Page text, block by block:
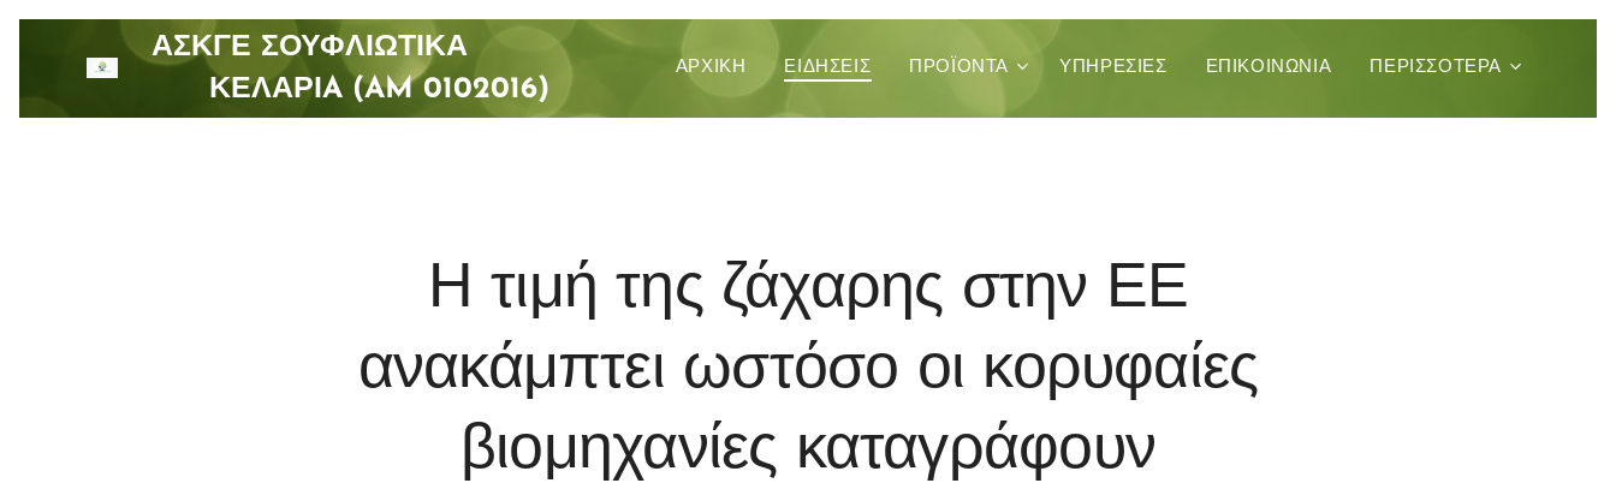
ΑΣΚΓΕ ΣΟΥΦΛΙΩΤΙΚΑ
ΚΕΛΑΡΙA (AM 0102016)
ΑΡΧΙΚΉ ΕΙΔΗΣΕΙΣ ΠΡΟΪΌΝΤΑ ΥΠΗΡΕΣΊΕΣ ΕΠΙΚΟΙΝΩΝΊΑ ΠΕΡΙΣΣΌΤΕΡΑ
Η τιμή της ζάχαρης στην ΕΕ
ανακάμπτει ωστόσο οι κορυφαίες
βιομηχανίες καταγράφουν